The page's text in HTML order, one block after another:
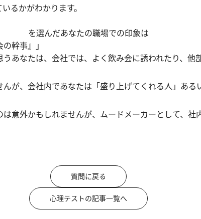
るかがわかります。
を選んだあなたの職場での印象は
幹事』」
あなたは、会社では、よく飲み会に誘われたり、他
が、会社内であなたは「盛り上げてくれる人」ある
意外かもしれませんが、ムードメーカーとして、社
質問に戻る
心理テストの記事一覧へ